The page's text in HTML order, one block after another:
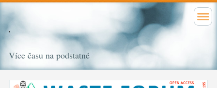
Více času na podstatné